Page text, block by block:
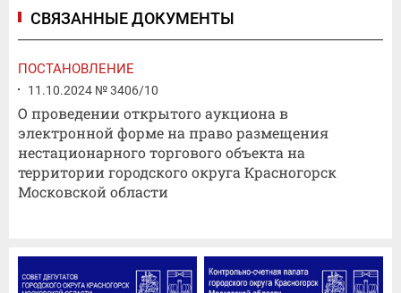
СВЯЗАННЫЕ ДОКУМЕНТЫ
ПОСТАНОВЛЕНИЕ
11.10.2024 № 3406/10
О проведении открытого аукциона в
электронной форме на право размещения
нестационарного торгового объекта на
территории городского округа Красногорск
Московской области